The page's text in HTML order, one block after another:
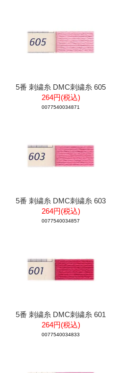
5番 刺繍糸 DMC刺繍糸 605
264円(税込)
0077540034871
5番 刺繍糸 DMC刺繍糸 603
264円(税込)
0077540034857
5番 刺繍糸 DMC刺繍糸 601
264円(税込)
0077540034833